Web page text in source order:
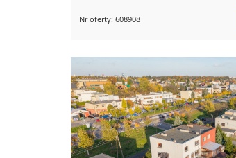
Nr oferty: 608908